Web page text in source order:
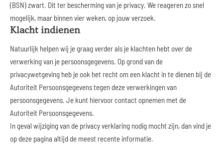
(BSN) zwart. Dit ter bescherming van je privacy. We reageren zo snel
mogelijk, maar binnen vier weken, op jouw verzoek.
Klacht indienen
Natuurlijk helpen wij je graag verder als je klachten hebt over de
verwerking van je persoonsgegevens. Op grond van de
privacywetgeving heb je ook het recht om een klacht in te dienen bij de
Autoriteit Persoonsgegevens tegen deze verwerkingen van
persoonsgegevens. Je kunt hiervoor contact opnemen met de
Autoriteit Persoonsgegevens.
In geval wijziging van de privacy verklaring nodig mocht zijn, dan vind je
op deze pagina altijd de meest recente informatie.